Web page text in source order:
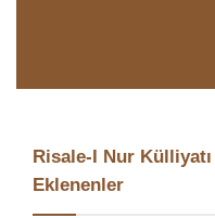
Risale-I Nur Külliyatı
Eklenenler